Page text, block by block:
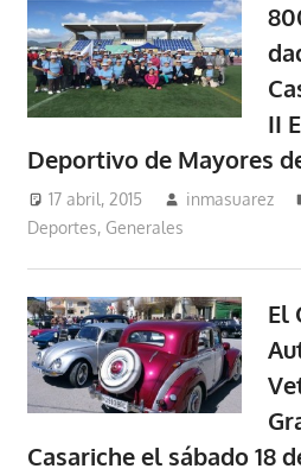
II
Deportivo de Mayores
17 abril, 2015 inmasuarez
Deportes, Generales
El
Casariche el sábado 18